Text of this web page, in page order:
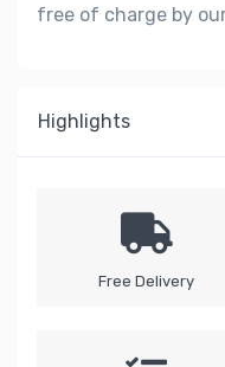
free of charge by
Highlights
Free Delivery